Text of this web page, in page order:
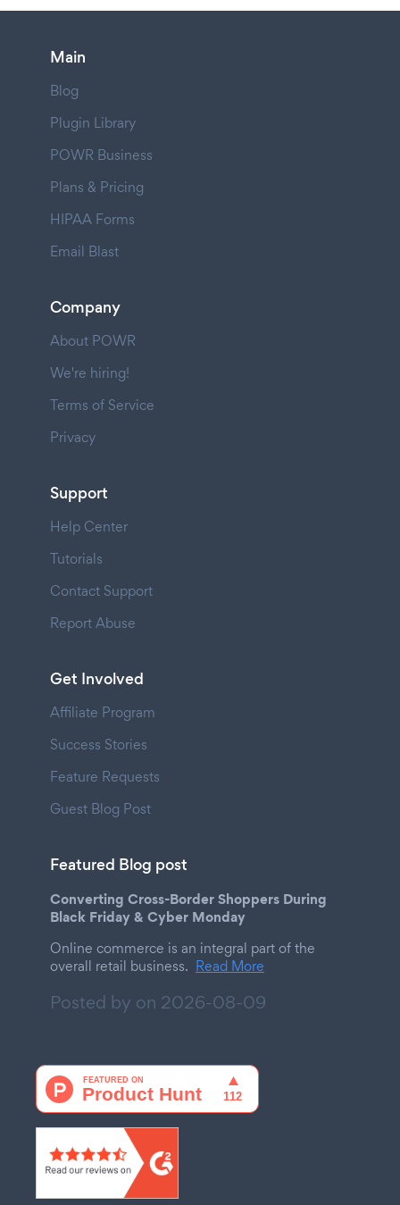
Main
Blog
Plugin Library
POWR Business
Plans & Pricing
HIPAA Forms
Email Blast
Company
About POWR
We're hiring!
Terms of Service
Privacy
Support
Help Center
Tutorials
Contact Support
Report Abuse
Get Involved
Affiliate Program
Success Stories
Feature Requests
Guest Blog Post
Featured Blog post
Converting Cross-Border Shoppers During
Black Friday & Cyber Monday
Online commerce is an integral part of the
overall retail business. Read More
Posted by on 2026-08-09